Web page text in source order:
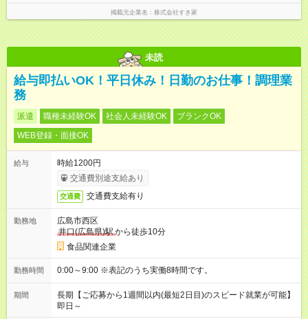
掲載元企業名 株式会社すき家
未読
給与即払いOK！平日休み！日勤のお仕事！調理業
務
派遣 職種未経験OK 社会人未経験OK
ブランクOK
WEB登録・面接OK
給与
時給1200円
交通費別途支給あり
交通費 交通費支給有り
勤務地
広島市西区
井口(広島県)駅から徒歩10分
食品関連企業
勤務時間 0:00～9:00 ※表記のうち実働8時間です。
期間
長期【ご応募から1週間以内(最短2日目)のスピード就業が可能】
即日～